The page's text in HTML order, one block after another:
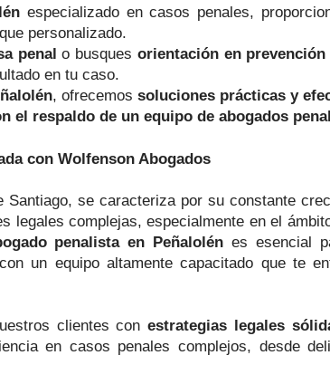
especializado en casos penales,
personalizado.
penal o busques orientación en
en tu caso.
, ofrecemos soluciones prácticas y
el respaldo de un equipo de abogados
con Wolfenson Abogados
se caracteriza por su constante
legales complejas, especialmente en el
penalista en Peñalolén es esencial
un equipo altamente capacitado que te
clientes conestrategias legales
en casos penales complejos, desde